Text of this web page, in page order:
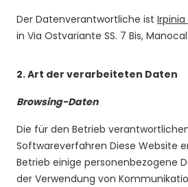
Der Datenverantwortliche ist Irpinia
in Via Ostvariante SS. 7 Bis,
2.Art der verarbeiteten Daten
Browsing-Daten
Die für den Betrieb
Softwareverfahren Diese Website
Betrieb einige personenbezogene
der Verwendung von